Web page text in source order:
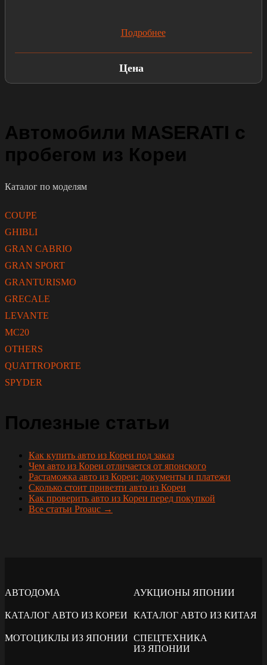
Подробнее
Цена
Автомобили MASERATI с
пробегом из Кореи
Каталог по моделям
COUPE
GHIBLI
GRAN CABRIO
GRAN SPORT
GRANTURISMO
GRECALE
LEVANTE
MC20
OTHERS
QUATTROPORTE
SPYDER
Полезные статьи
Как купить авто из Кореи под заказ
Чем авто из Кореи отличается от японского
Растаможка авто из Кореи: документы и платежи
Сколько стоит привезти авто из Кореи
Как проверить авто из Кореи перед покупкой
Все статьи Proauc →
АВТОДОМА АУКЦИОНЫ ЯПОНИИ
КАТАЛОГ АВТО ИЗ КОРЕИ КАТАЛОГ АВТО ИЗ КИТАЯ
МОТОЦИКЛЫ ИЗ ЯПОНИИ СПЕЦТЕХНИКА
ИЗ ЯПОНИИ